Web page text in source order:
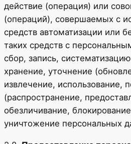
действие (операция) или
(операций), совершаемых с
средств автоматизации или
таких средств с
сбор, запись,
хранение, уточнение
извлечение, использование,
(распространение,
обезличивание,
уничтожение персональных